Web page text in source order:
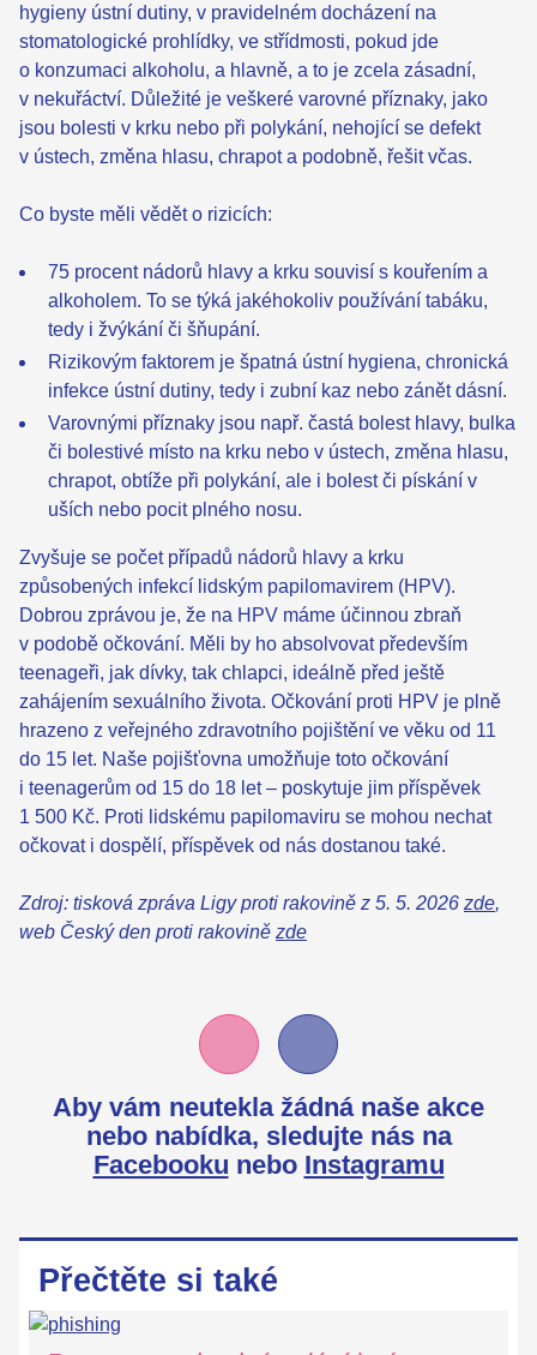
hygieny ústní dutiny, v pravidelném docházení na
stomatologické prohlídky, ve střídmosti, pokud jde
o konzumaci alkoholu, a hlavně, a to je zcela zásadní,
v nekuřáctví. Důležité je veškeré varovné příznaky, jako
jsou bolesti v krku nebo při polykání, nehojící se defekt
v ústech, změna hlasu, chrapot a podobně, řešit včas.
Co byste měli vědět o rizicích:
75 procent nádorů hlavy a krku souvisí s kouřením a
alkoholem. To se týká jakéhokoliv používání tabáku,
tedy i žvýkání či šňupání.
Rizikovým faktorem je špatná ústní hygiena, chronická
infekce ústní dutiny, tedy i zubní kaz nebo zánět dásní.
Varovnými příznaky jsou např. častá bolest hlavy, bulka
či bolestivé místo na krku nebo v ústech, změna hlasu,
chrapot, obtíže při polykání, ale i bolest či pískání v
uších nebo pocit plného nosu.
Zvyšuje se počet případů nádorů hlavy a krku
způsobených infekcí lidským papilomavirem (HPV).
Dobrou zprávou je, že na HPV máme účinnou zbraň
v podobě očkování. Měli by ho absolvovat především
teenageři, jak dívky, tak chlapci, ideálně před ještě
zahájením sexuálního života. Očkování proti HPV je plně
hrazeno z veřejného zdravotního pojištění ve věku od 11
do 15 let. Naše pojišťovna umožňuje toto očkování
i teenagerům od 15 do 18 let – poskytuje jim příspěvek
1 500 Kč. Proti lidskému papilomaviru se mohou nechat
očkovat i dospělí, příspěvek od nás dostanou také.
Zdroj: tisková zpráva Ligy proti rakovině z 5. 5. 2026 zde,
web Český den proti rakovině zde
Aby vám neutekla žádná naše akce
nebo nabídka, sledujte nás na
Facebooku nebo Instagramu
Přečtěte si také